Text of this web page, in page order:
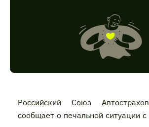
Российский Союз
сообщает о печальной ситуации